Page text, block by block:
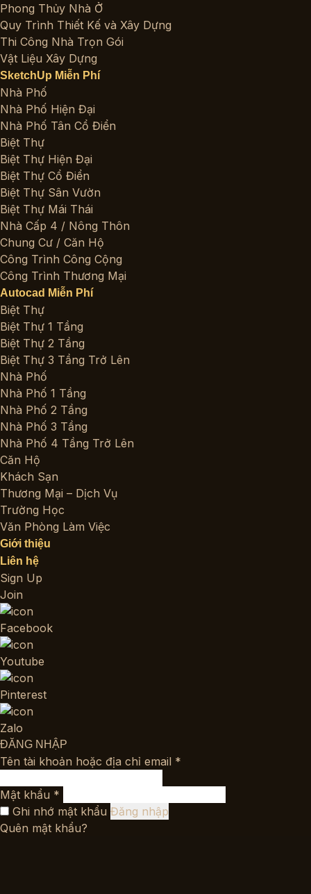
Phong Thủy Nhà Ở
Quy Trình Thiết Kế và Xây Dựng
Thi Công Nhà Trọn Gói
Vật Liệu Xây Dựng
SketchUp Miễn Phí
Nhà Phố
Nhà Phố Hiện Đại
Nhà Phố Tân Cổ Điển
Biệt Thự
Biệt Thự Hiện Đại
Biệt Thự Cổ Điển
Biệt Thự Sân Vườn
Biệt Thự Mái Thái
Nhà Cấp 4 / Nông Thôn
Chung Cư / Căn Hộ
Công Trình Công Cộng
Công Trình Thương Mại
Autocad Miễn Phí
Biệt Thự
Biệt Thự 1 Tầng
Biệt Thự 2 Tầng
Biệt Thự 3 Tầng Trở Lên
Nhà Phố
Nhà Phố 1 Tầng
Nhà Phố 2 Tầng
Nhà Phố 3 Tầng
Nhà Phố 4 Tầng Trở Lên
Căn Hộ
Khách Sạn
Thương Mại – Dịch Vụ
Trường Học
Văn Phòng Làm Việc
Giới thiệu
Liên hệ
Sign Up
Join
Facebook
Youtube
Pinterest
Zalo
ĐĂNG NHẬP
Tên tài khoản hoặc địa chỉ email *
Mật khẩu *
buộc
Ghi nhớ mật khẩu Đăng nhập
Quên mật khẩu?